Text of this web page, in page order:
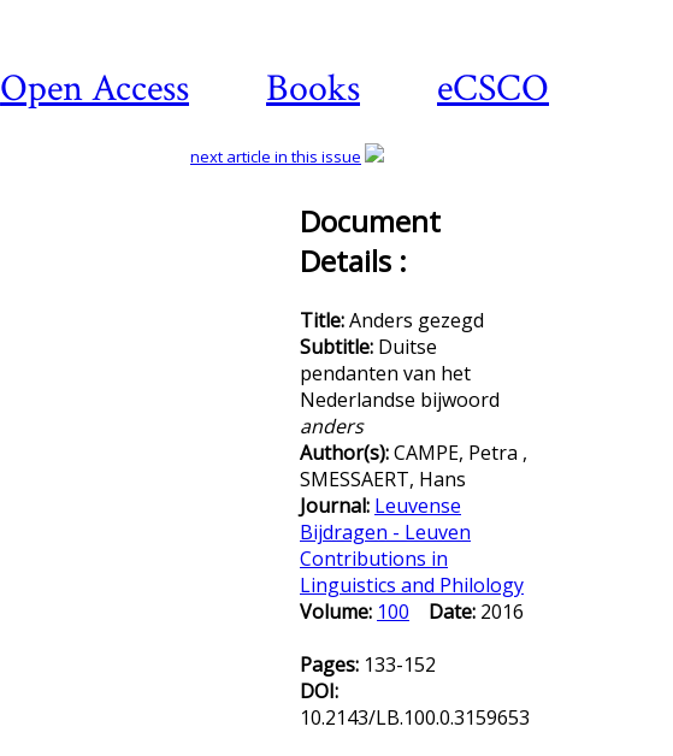
Open Access Books eCSCO
next article in this issue
Document
Details :
Title:Anders gezegd
Subtitle: Duitse
pendanten van het
Nederlandse bijwoord
anders
Author(s):CAMPE, Petra ,
SMESSAERT, Hans
Journal: Leuvense
Bijdragen - Leuven
Contributions in
Linguistics and Philology
Volume: 100 Date: 2016
Pages: 133-152
DOI:
10.2143/LB.100.0.3159653